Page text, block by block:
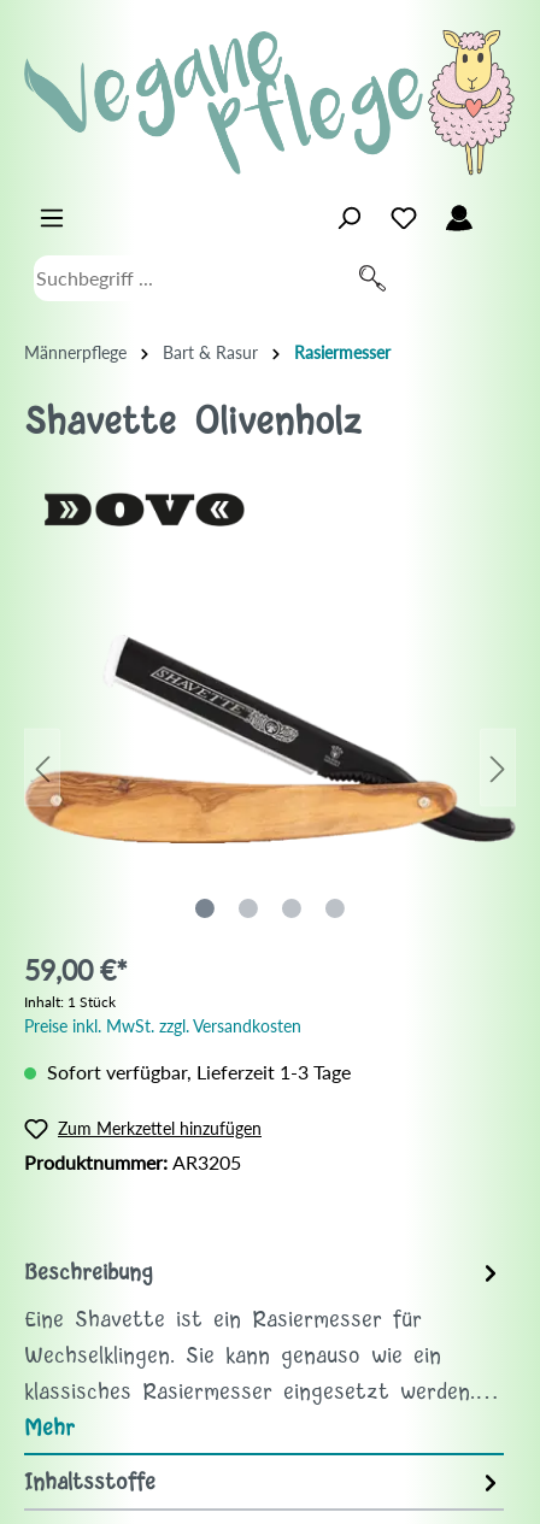
Männerpflege Bart & Rasur Rasiermesser
Shavette Olivenholz
59,00 €*
Inhalt: 1 Stück
Preise inkl. MwSt. zzgl. Versandkosten
Sofort verfügbar, Lieferzeit 1-3 Tage
Zum Merkzettel hinzufügen
Produktnummer: AR3205
Beschreibung
Eine Shavette ist ein Rasiermesser für
Wechselklingen. Sie kann genauso wie ein
klassisches Rasiermesser eingesetzt werden.…
Mehr
Inhaltsstoffe